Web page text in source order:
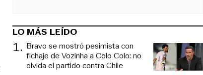
LO MÁS LEÍDO
1. Bravo se mostró pesimista con
fichaje de Vozinha a Colo Colo: no
olvida el partido contra Chile